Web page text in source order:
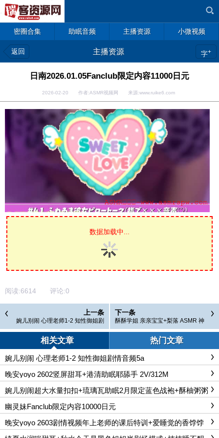
密圈合集 助眠音频 主播资源 小微视频
返回 主播资源 字+
日南2026.01.05Fanclub限定内容11000日元
2026-02-20 作者:ASMR视频网 来源:www.ruike6.com
数据加载中...
阅读:6614 评论:0
上一条
婉儿别闹 心理老师1-2 知性御姐剧
情音频5a
下一条
酥酥学姐 亲亲宝宝+梨落 ASMR 神
秘3+香饽饽神秘3+楠楠睡不醒 神秘
相关文章 热门文章
婉儿别闹 心理老师1-2 知性御姐剧情音频5a
晚安yoyo 2602竖屏甜耳+港清助眠耶舔手 2V/312M
婉儿别闹超大水量扣扣+琉璃瓦助眠2月限定蓝色战袍+酥柚粥粥
幽灵妹Fanclub限定内容10000日元
晚安yoyo 2603剧情视频年上老师的课后特训+爱睡觉的香饽饽
袒露胸部聊起来婉儿别闹 心理老师